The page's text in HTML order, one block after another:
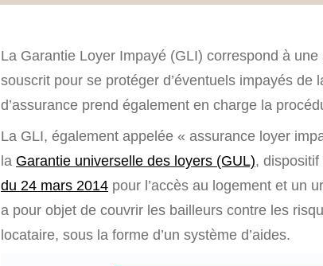
La Garantie Loyer Impayé (GLI) correspond à
souscrit pour se protéger d’éventuels impayés de
d’assurance prend également en charge la
La GLI, également appelée « assurance loyer
la Garantie universelle des loyers (GUL),
du 24 mars 2014 pour l’accès au logement et un
a pour objet de couvrir les bailleurs contre les
locataire, sous la forme d’un système d’aides.